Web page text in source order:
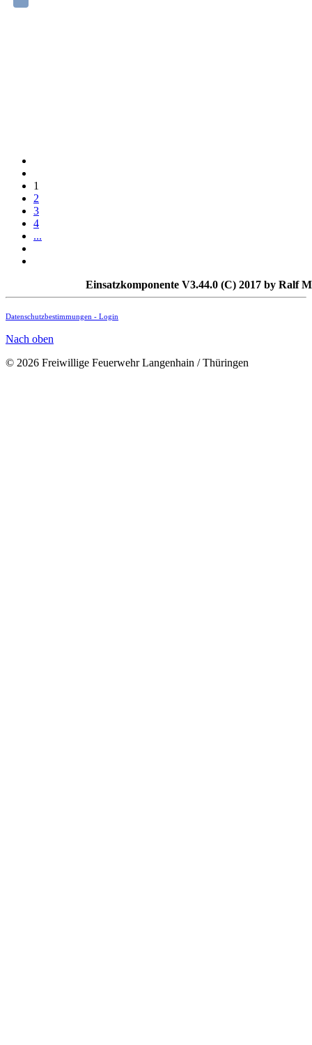
1
2
3
4
...
Einsatzkomponente V3.44.0 (C) 2017 by Ralf
Datenschutzbestimmungen - Login
Nach oben
© 2026 Freiwillige Feuerwehr Langenhain / Thüringen